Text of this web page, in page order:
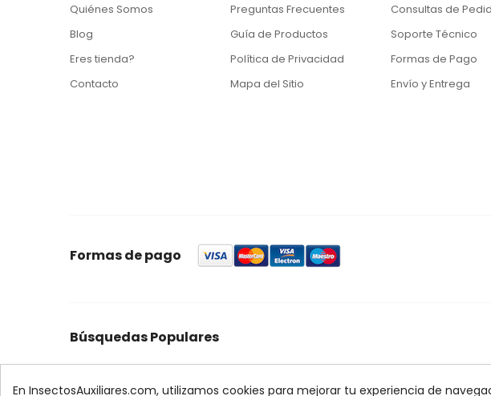
Quiénes Somos
Blog
Eres tienda?
Contacto
Preguntas Frecuentes
Guía de Productos
Política de Privacidad
Mapa del Sitio
Consultas de
Soporte Técnico
Formas de Pago
Envío y Entrega
Formas de pago
Búsquedas Populares
foresta feromonas quercus control ynject araña roja conectores
max
palmera biologico xilemax encinas robles control biologico
En InsectosAuxiliares.com, utilizamos cookies para mejorar tu experiencia de